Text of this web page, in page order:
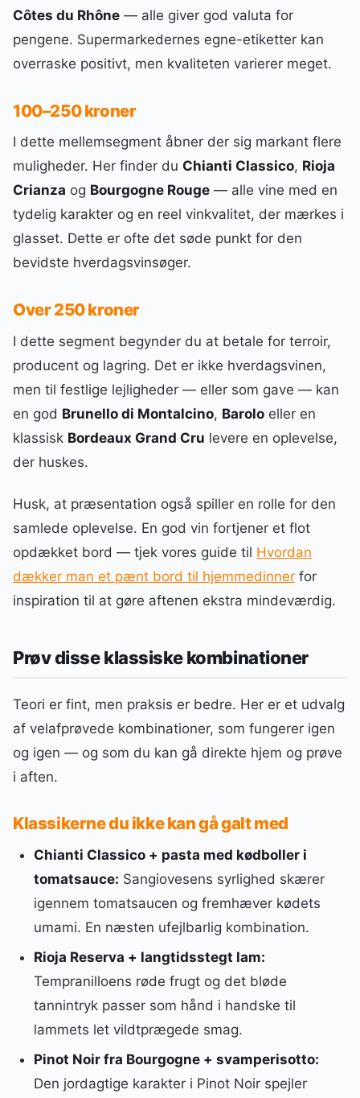
Côtes du Rhône — alle giver god valuta for
pengene. Supermarkedernes egne-etiketter kan
overraske positivt, men kvaliteten varierer meget.
100–250 kroner
I dette mellemsegment åbner der sig markant flere
muligheder. Her finder du Chianti Classico, Rioja
Crianza og Bourgogne Rouge — alle vine med en
tydelig karakter og en reel vinkvalitet, der mærkes i
glasset. Dette er ofte det søde punkt for den
bevidste hverdagsvinsøger.
Over 250 kroner
I dette segment begynder du at betale for terroir,
producent og lagring. Det er ikke hverdagsvinen,
men til festlige lejligheder — eller som gave — kan
en god Brunello di Montalcino, Barolo eller en
klassisk Bordeaux Grand Cru levere en oplevelse,
der huskes.
Husk, at præsentation også spiller en rolle for den
samlede oplevelse. En god vin fortjener et flot
opdækket bord — tjek vores guide til Hvordan
dækker man et pænt bord til hjemmedinner for
inspiration til at gøre aftenen ekstra mindeværdig.
Prøv disse klassiske kombinationer
Teori er fint, men praksis er bedre. Her er et udvalg
af velafprøvede kombinationer, som fungerer igen
og igen — og som du kan gå direkte hjem og prøve
i aften.
Klassikerne du ikke kan gå galt med
Chianti Classico + pasta med kødboller i
tomatsauce: Sangiovesens syrlighed skærer
igennem tomatsaucen og fremhæver kødets
umami. En næsten ufejlbarlig kombination.
Rioja Reserva + langtidsstegt lam:
Tempranilloens røde frugt og det bløde
tannintryk passer som hånd i handske til
lammets let vildtprægede smag.
Pinot Noir fra Bourgogne + svamperisotto:
Den jordagtige karakter i Pinot Noir spejler